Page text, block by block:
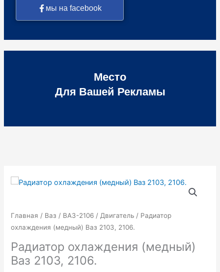
мы на facebook
Место
Для Вашей Рекламы
Главная / Ваз / ВАЗ-2106 /Двигатель / Радиатор
охлаждения (медный) Ваз 2103, 2106.
Радиатор охлаждения (медный)
Ваз 2103, 2106.
Количество
охлаждения
(медный)
Ваз
2103,
2106.